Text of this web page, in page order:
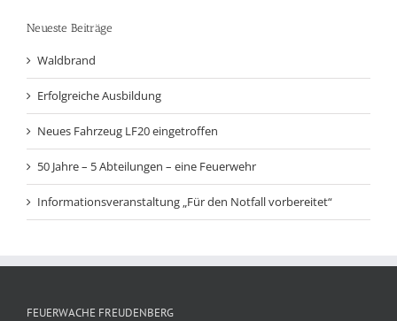
Neueste Beiträge
Waldbrand
Erfolgreiche Ausbildung
Neues Fahrzeug LF20 eingetroffen
50 Jahre – 5 Abteilungen – eine Feuerwehr
Informationsveranstaltung „Für den Notfall vorbereitet“
FEUERWACHE FREUDENBERG